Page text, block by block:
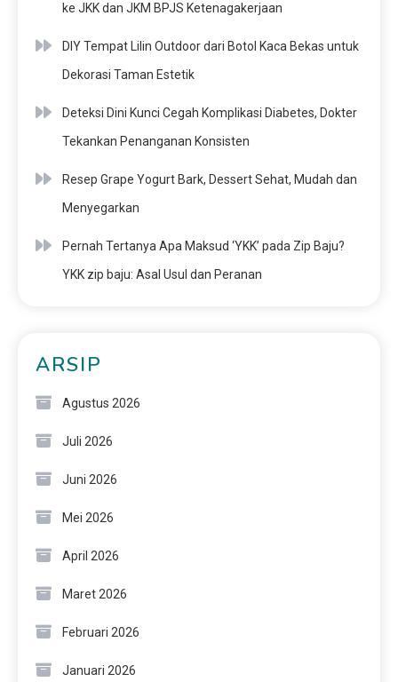
ke JKK dan JKM BPJS Ketenagakerjaan
DIY Tempat Lilin Outdoor dari Botol Kaca Bekas untuk
Dekorasi Taman Estetik
Deteksi Dini Kunci Cegah Komplikasi Diabetes, Dokter
Tekankan Penanganan Konsisten
Resep Grape Yogurt Bark, Dessert Sehat, Mudah dan
Menyegarkan
Pernah Tertanya Apa Maksud ‘YKK’ pada Zip Baju?
YKK zip baju: Asal Usul dan Peranan
ARSIP
Agustus 2026
Juli 2026
Juni 2026
Mei 2026
April 2026
Maret 2026
Februari 2026
Januari 2026